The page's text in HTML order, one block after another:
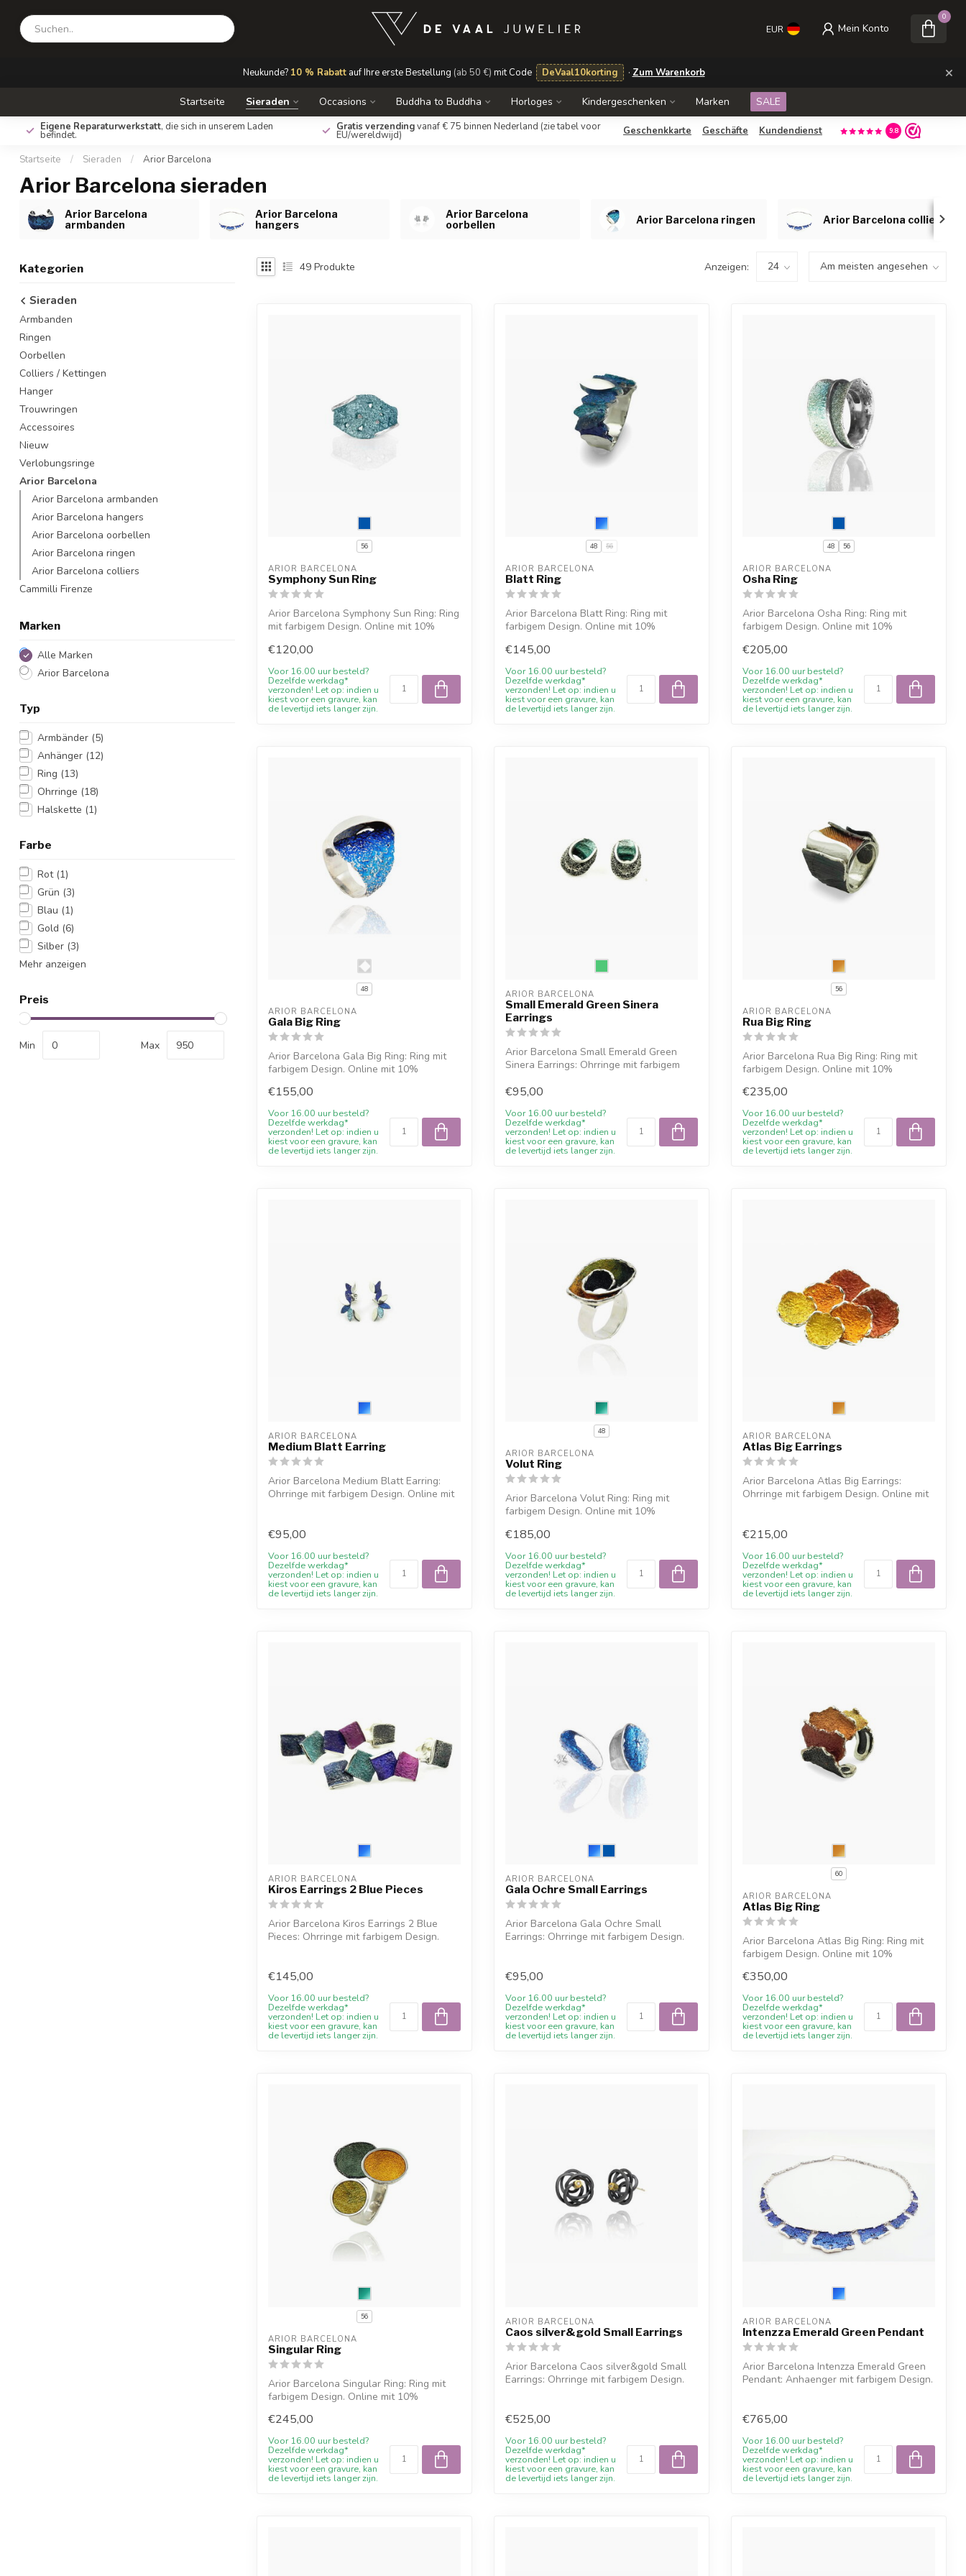
Neukunde? 10 % Rabattauf Ihre erste Bestellung (ab 50 €) mit Code DeVaal10korting · Zum Warenkorb ×
EUR Mein Konto
0
Startseite Sieraden Occasions Buddha to Buddha Horloges Kindergeschenken Marken SALE
Eigene Reparaturwerkstatt, die sich in unserem Laden
befindet.
Gratis verzendingvanaf € 75 binnen Nederland (zie tabel voor
EU/wereldwijd) Geschenkkarte Geschäfte Kundendienst 9.8
Startseite / Sieraden / Arior Barcelona
Arior Barcelona sieraden
Arior Barcelona
armbanden
Arior Barcelona
hangers
Arior Barcelona
oorbellen
Arior Barcelona ringen Arior Barcelona colliers
Kategorien
Sieraden
Armbanden
Ringen
Oorbellen
Colliers / Kettingen
Hanger
Trouwringen
Accessoires
Nieuw
Verlobungsringe
Arior Barcelona
Arior Barcelona armbanden
Arior Barcelona hangers
Arior Barcelona oorbellen
Arior Barcelona ringen
Arior Barcelona colliers
Cammilli Firenze
Marken
Alle Marken
Arior Barcelona
Typ
Armbänder (5)
Anhänger (12)
Ring (13)
Ohrringe (18)
Halskette (1)
Farbe
Rot (1)
Grün (3)
Blau (1)
Gold (6)
Silber (3)
Mehr anzeigen
Preis
Min Max
49 Produkte Anzeigen:
56
ARIOR BARCELONA
Symphony Sun Ring
Arior Barcelona Symphony Sun Ring: Ring
mit farbigem Design. Online mit 10%
€120,00
Voor 16.00 uur besteld?
Dezelfde werkdag*
verzonden! Let op: indien u
kiest voor een gravure, kan
de levertijd iets langer zijn.
48 56
ARIOR BARCELONA
Blatt Ring
Arior Barcelona Blatt Ring: Ring mit
farbigem Design. Online mit 10%
€145,00
Voor 16.00 uur besteld?
Dezelfde werkdag*
verzonden! Let op: indien u
kiest voor een gravure, kan
de levertijd iets langer zijn.
48 56
ARIOR BARCELONA
Osha Ring
Arior Barcelona Osha Ring: Ring mit
farbigem Design. Online mit 10%
€205,00
Voor 16.00 uur besteld?
Dezelfde werkdag*
verzonden! Let op: indien u
kiest voor een gravure, kan
de levertijd iets langer zijn.
48
ARIOR BARCELONA
Gala Big Ring
Arior Barcelona Gala Big Ring: Ring mit
farbigem Design. Online mit 10%
€155,00
Voor 16.00 uur besteld?
Dezelfde werkdag*
verzonden! Let op: indien u
kiest voor een gravure, kan
de levertijd iets langer zijn.
ARIOR BARCELONA
Small Emerald Green Sinera
Earrings
Arior Barcelona Small Emerald Green
Sinera Earrings: Ohrringe mit farbigem
€95,00
Voor 16.00 uur besteld?
Dezelfde werkdag*
verzonden! Let op: indien u
kiest voor een gravure, kan
de levertijd iets langer zijn.
56
ARIOR BARCELONA
Rua Big Ring
Arior Barcelona Rua Big Ring: Ring mit
farbigem Design. Online mit 10%
€235,00
Voor 16.00 uur besteld?
Dezelfde werkdag*
verzonden! Let op: indien u
kiest voor een gravure, kan
de levertijd iets langer zijn.
ARIOR BARCELONA
Medium Blatt Earring
Arior Barcelona Medium Blatt Earring:
Ohrringe mit farbigem Design. Online mit
€95,00
Voor 16.00 uur besteld?
Dezelfde werkdag*
verzonden! Let op: indien u
kiest voor een gravure, kan
de levertijd iets langer zijn.
48
ARIOR BARCELONA
Volut Ring
Arior Barcelona Volut Ring: Ring mit
farbigem Design. Online mit 10%
€185,00
Voor 16.00 uur besteld?
Dezelfde werkdag*
verzonden! Let op: indien u
kiest voor een gravure, kan
de levertijd iets langer zijn.
ARIOR BARCELONA
Atlas Big Earrings
Arior Barcelona Atlas Big Earrings:
Ohrringe mit farbigem Design. Online mit
€215,00
Voor 16.00 uur besteld?
Dezelfde werkdag*
verzonden! Let op: indien u
kiest voor een gravure, kan
de levertijd iets langer zijn.
ARIOR BARCELONA
Kiros Earrings 2 Blue Pieces
Arior Barcelona Kiros Earrings 2 Blue
Pieces: Ohrringe mit farbigem Design.
€145,00
Voor 16.00 uur besteld?
Dezelfde werkdag*
verzonden! Let op: indien u
kiest voor een gravure, kan
de levertijd iets langer zijn.
ARIOR BARCELONA
Gala Ochre Small Earrings
Arior Barcelona Gala Ochre Small
Earrings: Ohrringe mit farbigem Design.
€95,00
Voor 16.00 uur besteld?
Dezelfde werkdag*
verzonden! Let op: indien u
kiest voor een gravure, kan
de levertijd iets langer zijn.
60
ARIOR BARCELONA
Atlas Big Ring
Arior Barcelona Atlas Big Ring: Ring mit
farbigem Design. Online mit 10%
€350,00
Voor 16.00 uur besteld?
Dezelfde werkdag*
verzonden! Let op: indien u
kiest voor een gravure, kan
de levertijd iets langer zijn.
56
ARIOR BARCELONA
Singular Ring
Arior Barcelona Singular Ring: Ring mit
farbigem Design. Online mit 10%
€245,00
Voor 16.00 uur besteld?
Dezelfde werkdag*
verzonden! Let op: indien u
kiest voor een gravure, kan
de levertijd iets langer zijn.
ARIOR BARCELONA
Caos silver&gold Small Earrings
Arior Barcelona Caos silver&gold Small
Earrings: Ohrringe mit farbigem Design.
€525,00
Voor 16.00 uur besteld?
Dezelfde werkdag*
verzonden! Let op: indien u
kiest voor een gravure, kan
de levertijd iets langer zijn.
ARIOR BARCELONA
Intenzza Emerald Green Pendant
Arior Barcelona Intenzza Emerald Green
Pendant: Anhaenger mit farbigem Design.
€765,00
Voor 16.00 uur besteld?
Dezelfde werkdag*
verzonden! Let op: indien u
kiest voor een gravure, kan
de levertijd iets langer zijn.